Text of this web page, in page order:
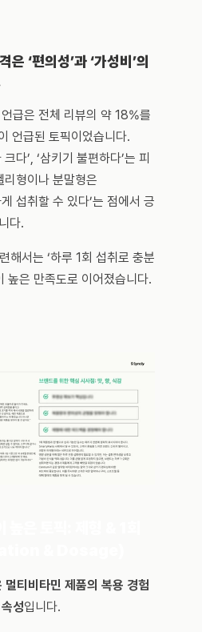
은 ‘편의성’과 ‘가성비’의
급은 전체 리뷰의 약 18%를
언급된 토픽이었습니다.
다’, ‘삼키기 불편하다’는 피
형이나 분말형은
섭취할 수 있다’는 점에서 긍
다.
해서는 ‘하루 1회 섭취로 충분
높은 만족도로 이어졌습니다.
멀티비타민 제품의 복용 경험
성입니다.